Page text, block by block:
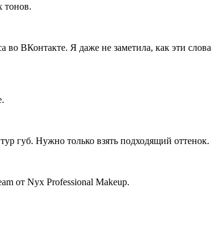
тонов.
во ВКонтакте. Я даже не заметила, как эти слова
губ. Нужно только взять подходящий оттенок.
от Nyx Professional Makeup.